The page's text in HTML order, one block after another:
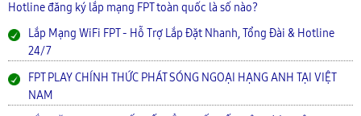
Hotline đăng ký lắp mạng FPT toàn quốc là số nào?
Lắp Mạng WiFi FPT - Hỗ Trợ Lắp Đặt Nhanh, Tổng Đài & Hotline
24/7
FPT PLAY CHÍNH THỨC PHÁT SÓNG NGOẠI HẠNG ANH TẠI VIỆT
NAM